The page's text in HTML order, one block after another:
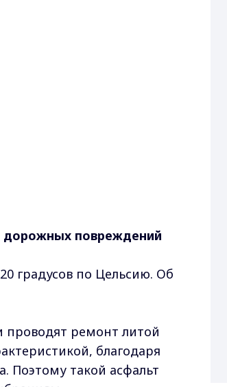
дорожных повреждений
градусов по Цельсию. Об
проводят ремонт литой
благодаря
Поэтому такой асфальт